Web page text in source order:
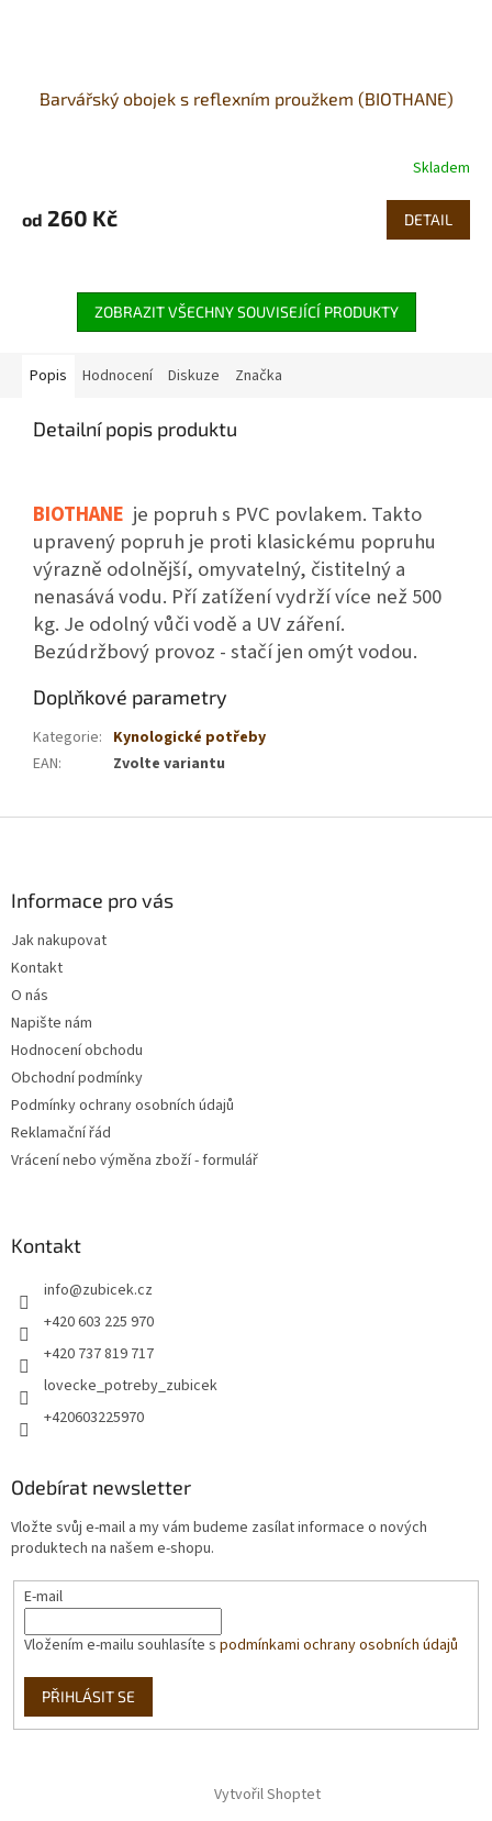
Barvářský obojek s reflexním proužkem (BIOTHANE)
Skladem
od 260 Kč DETAIL
ZOBRAZIT VŠECHNY SOUVISEJÍCÍ PRODUKTY
Popis Hodnocení Diskuze Značka
Detailní popis produktu
BIOTHANE je popruh s PVC povlakem. Takto
upravený popruh je proti klasickému popruhu
výrazně odolnější, omyvatelný, čistitelný a
nenasává vodu. Pří zatížení vydrží více než 500
kg. Je odolný vůči vodě a UV záření.
Bezúdržbový provoz - stačí jen omýt vodou.
Doplňkové parametry
Kategorie: Kynologické potřeby
EAN: Zvolte variantu
Informace pro vás
Jak nakupovat
Kontakt
O nás
Napište nám
Hodnocení obchodu
Obchodní podmínky
Podmínky ochrany osobních údajů
Reklamační řád
Vrácení nebo výměna zboží - formulář
Kontakt
info@zubicek.cz
+420 603 225 970
+420 737 819 717
lovecke_potreby_zubicek
+420603225970
Odebírat newsletter
Vložte svůj e-mail a my vám budeme zasílat informace o nových
produktech na našem e-shopu.
E-mail
Vložením e-mailu souhlasíte s podmínkami ochrany osobních údajů
PŘIHLÁSIT SE
Vytvořil Shoptet